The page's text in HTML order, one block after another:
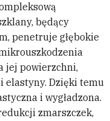
będący
penetruje głębokie
jej powierzchni,
elastyny. Dzięki temu
i wygładzona.
zmarszczek,